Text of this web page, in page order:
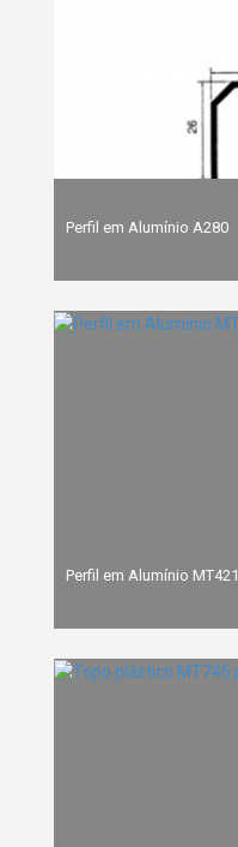
Perfil em Alumínio A280
Perfil em Alumínio MT421